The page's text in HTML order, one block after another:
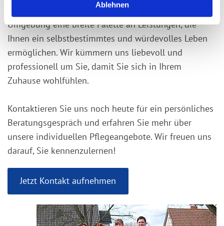
Ablehnen
Der Pflegedienst Kirk bietet Ihnen in Eime und
Umgebung eine breite Palette an Leistungen, die
Ihnen ein selbstbestimmtes und würdevolles Leben
ermöglichen. Wir kümmern uns liebevoll und
professionell um Sie, damit Sie sich in Ihrem
Zuhause wohlfühlen.
Kontaktieren Sie uns noch heute für ein persönliches
Beratungsgespräch und erfahren Sie mehr über
unsere individuellen Pflegeangebote. Wir freuen uns
darauf, Sie kennenzulernen!
Jetzt Kontakt aufnehmen